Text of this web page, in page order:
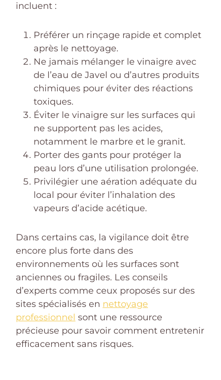
incluent :
Préférer un rinçage rapide et complet
après le nettoyage.
Ne jamais mélanger le vinaigre avec
de l’eau de Javel ou d’autres produits
chimiques pour éviter des réactions
toxiques.
Éviter le vinaigre sur les surfaces qui
ne supportent pas les acides,
notamment le marbre et le granit.
Porter des gants pour protéger la
peau lors d’une utilisation prolongée.
Privilégier une aération adéquate du
local pour éviter l’inhalation des
vapeurs d’acide acétique.
Dans certains cas, la vigilance doit être
encore plus forte dans des
environnements où les surfaces sont
anciennes ou fragiles. Les conseils
d’experts comme ceux proposés sur des
sites spécialisés en nettoyage
professionnel sont une ressource
précieuse pour savoir comment entretenir
efficacement sans risques.